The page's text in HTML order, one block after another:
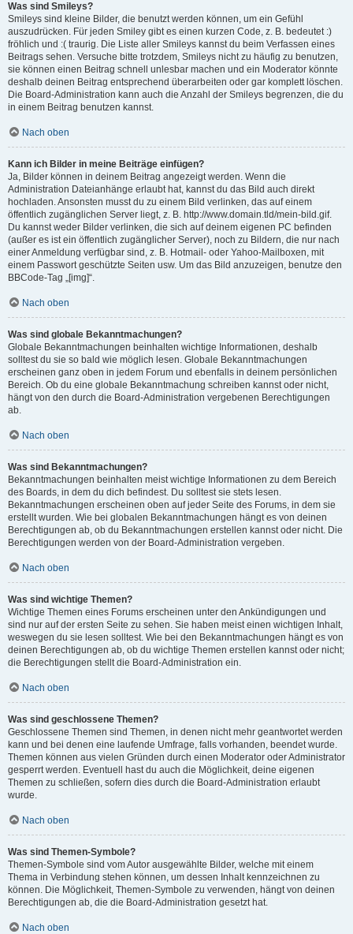
Was sind Smileys?
Smileys sind kleine Bilder, die benutzt werden können, um ein Gefühl
auszudrücken. Für jeden Smiley gibt es einen kurzen Code, z. B. bedeutet :)
fröhlich und :( traurig. Die Liste aller Smileys kannst du beim Verfassen eines
Beitrags sehen. Versuche bitte trotzdem, Smileys nicht zu häufig zu benutzen,
sie können einen Beitrag schnell unlesbar machen und ein Moderator könnte
deshalb deinen Beitrag entsprechend überarbeiten oder gar komplett löschen.
Die Board-Administration kann auch die Anzahl der Smileys begrenzen, die du
in einem Beitrag benutzen kannst.
Nach oben
Kann ich Bilder in meine Beiträge einfügen?
Ja, Bilder können in deinem Beitrag angezeigt werden. Wenn die
Administration Dateianhänge erlaubt hat, kannst du das Bild auch direkt
hochladen. Ansonsten musst du zu einem Bild verlinken, das auf einem
öffentlich zugänglichen Server liegt, z. B. http://www.domain.tld/mein-bild.gif.
Du kannst weder Bilder verlinken, die sich auf deinem eigenen PC befinden
(außer es ist ein öffentlich zugänglicher Server), noch zu Bildern, die nur nach
einer Anmeldung verfügbar sind, z. B. Hotmail- oder Yahoo-Mailboxen, mit
einem Passwort geschützte Seiten usw. Um das Bild anzuzeigen, benutze den
BBCode-Tag „[img]“.
Nach oben
Was sind globale Bekanntmachungen?
Globale Bekanntmachungen beinhalten wichtige Informationen, deshalb
solltest du sie so bald wie möglich lesen. Globale Bekanntmachungen
erscheinen ganz oben in jedem Forum und ebenfalls in deinem persönlichen
Bereich. Ob du eine globale Bekanntmachung schreiben kannst oder nicht,
hängt von den durch die Board-Administration vergebenen Berechtigungen
ab.
Nach oben
Was sind Bekanntmachungen?
Bekanntmachungen beinhalten meist wichtige Informationen zu dem Bereich
des Boards, in dem du dich befindest. Du solltest sie stets lesen.
Bekanntmachungen erscheinen oben auf jeder Seite des Forums, in dem sie
erstellt wurden. Wie bei globalen Bekanntmachungen hängt es von deinen
Berechtigungen ab, ob du Bekanntmachungen erstellen kannst oder nicht. Die
Berechtigungen werden von der Board-Administration vergeben.
Nach oben
Was sind wichtige Themen?
Wichtige Themen eines Forums erscheinen unter den Ankündigungen und
sind nur auf der ersten Seite zu sehen. Sie haben meist einen wichtigen Inhalt,
weswegen du sie lesen solltest. Wie bei den Bekanntmachungen hängt es von
deinen Berechtigungen ab, ob du wichtige Themen erstellen kannst oder nicht;
die Berechtigungen stellt die Board-Administration ein.
Nach oben
Was sind geschlossene Themen?
Geschlossene Themen sind Themen, in denen nicht mehr geantwortet werden
kann und bei denen eine laufende Umfrage, falls vorhanden, beendet wurde.
Themen können aus vielen Gründen durch einen Moderator oder Administrator
gesperrt werden. Eventuell hast du auch die Möglichkeit, deine eigenen
Themen zu schließen, sofern dies durch die Board-Administration erlaubt
wurde.
Nach oben
Was sind Themen-Symbole?
Themen-Symbole sind vom Autor ausgewählte Bilder, welche mit einem
Thema in Verbindung stehen können, um dessen Inhalt kennzeichnen zu
können. Die Möglichkeit, Themen-Symbole zu verwenden, hängt von deinen
Berechtigungen ab, die die Board-Administration gesetzt hat.
Nach oben